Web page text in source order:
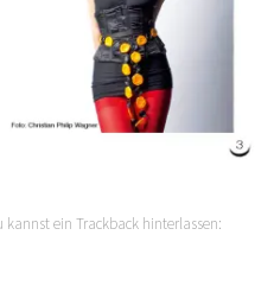
kannst ein Trackback hinterlassen: